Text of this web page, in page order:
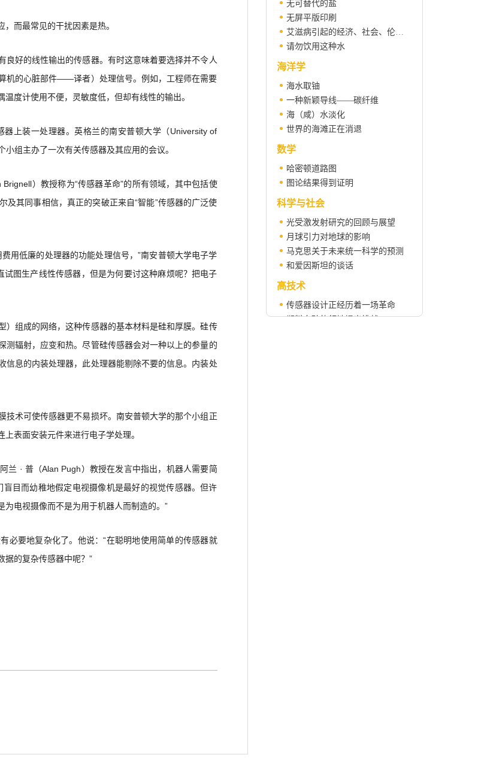
而最常见的干扰因素是热。
好的线性输出的传感器。有时这意味着要选择并不令人
机的心脏部件——译者）处理信号。例如，工程师在需要
度计使用不便，灵敏度低，但却有线性的输出。
上装一处理器。英格兰的南安普顿大学（University of
组主办了一次有关传感器及其应用的会议。
）教授称为“传感器革命”的所有领域，其中包括使
其同事相信，真正的突破正来自“智能”传感器的广泛使
用低廉的处理器的功能处理信号，”南安普顿大学电子学
图生产线性传感器，但是为何要讨这种麻烦呢？把电子
）组成的网络，这种传感器的基本材料是硅和厚膜。硅传
辐射，应变和热。尽管硅传感器会对一种以上的参量的
信息的内装处理器，此处理器能剔除不要的信息。内装处
术可使传感器更不易损坏。南安普顿大学的那个小组正
表面安装元件来进行电子学处理。
兰 · 普（Alan Pugh）教授在发言中指出，机器人需要简
目而幼稚地假定电视摄像机是最好的视觉传感器。但许
电视摄像而不是为用于机器人而制造的。”
必要地复杂化了。他说：“在聪明地使用简单的传感器就
据的复杂传感器中呢？”
无可替代的盐
无屏平版印刷
艾滋病引起的经济、社会、伦理问题
请勿饮用这种水
海洋学
海水取铀
一种新颖导线——碳纤维
海（咸）水淡化
世界的海滩正在消退
数学
哈密顿道路图
图论结果得到证明
科学与社会
光受激发射研究的回顾与展望
月球引力对地球的影响
马克思关于未来统一科学的预测
和爱因斯坦的谈话
高技术
传感器设计正经历着一场革命
塑料向硅的领地提出挑战